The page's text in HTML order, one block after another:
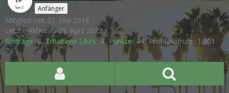
Anfänger
Mitglied seit 23. Mai 2018
Letzte Aktivität:29. April 2022
Beiträge 8 Erhaltene Likes 4 Punkte 44 Profil-Aufrufe 1.001